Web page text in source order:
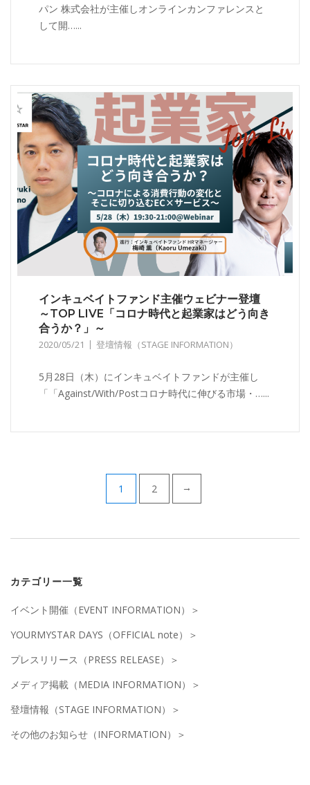
パン 株式会社が主催しオンラインカンファレンスと
して開…...
インキュベイトファンド主催ウェビナー登壇
～TOP LIVE「コロナ時代と起業家はどう向き
合うか？」～
2020/05/21 登壇情報（STAGE INFORMATION）
5月28日（木）にインキュベイトファンドが主催し
「「Against/With/Postコロナ時代に伸びる市場・…...
1 2 →
カテゴリー一覧
イベント開催（EVENT INFORMATION）
YOURMYSTAR DAYS（OFFICIAL note）
プレスリリース（PRESS RELEASE）
メディア掲載（MEDIA INFORMATION）
登壇情報（STAGE INFORMATION）
その他のお知らせ（INFORMATION）